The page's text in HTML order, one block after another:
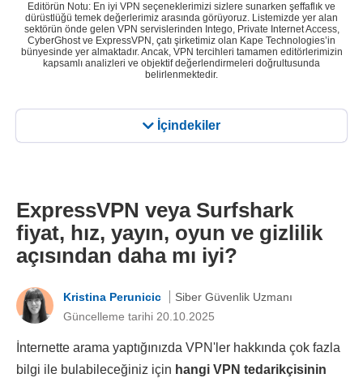
İçindekiler
Editörün Notu: En iyi VPN seçeneklerimizi sizlere sunarken şeffaflık ve
dürüstlüğü temek değerlerimiz arasında görüyoruz. Listemizde yer alan
sektörün önde gelen VPN servislerinden Intego, Private Internet Access,
CyberGhost ve ExpressVPN, çatı şirketimiz olan Kape Technologies’in
bünyesinde yer almaktadır. Ancak, VPN tercihleri tamamen editörlerimizin
kapsamlı analizleri ve objektif değerlendirmeleri doğrultusunda
belirlenmektedir.
ExpressVPN veya Surfshark
fiyat, hız, yayın, oyun ve gizlilik
açısından daha mı iyi?
Kristina Perunicic
Siber Güvenlik Uzmanı
Güncelleme tarihi 20.10.2025
İnternette arama yaptığınızda VPN'ler hakkında çok fazla
bilgi ile bulabileceğiniz için hangi VPN tedarikçisinin